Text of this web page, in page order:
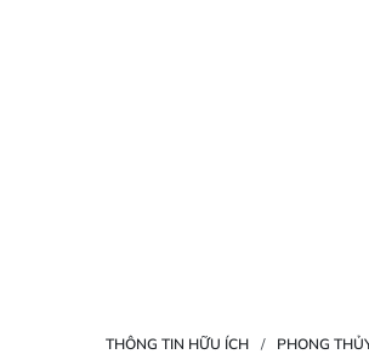
THÔNG TIN HỮU ÍCH PHONG